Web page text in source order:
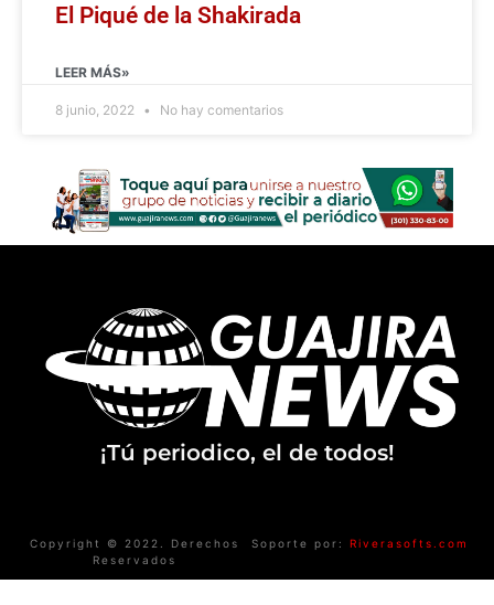
El Piqué de la Shakirada
LEER MÁS»
8 junio, 2022 No hay comentarios
¡Tú periodico, el de todos!
Copyright © 2022. Derechos
Reservados
Soporte por: Riverasofts.com